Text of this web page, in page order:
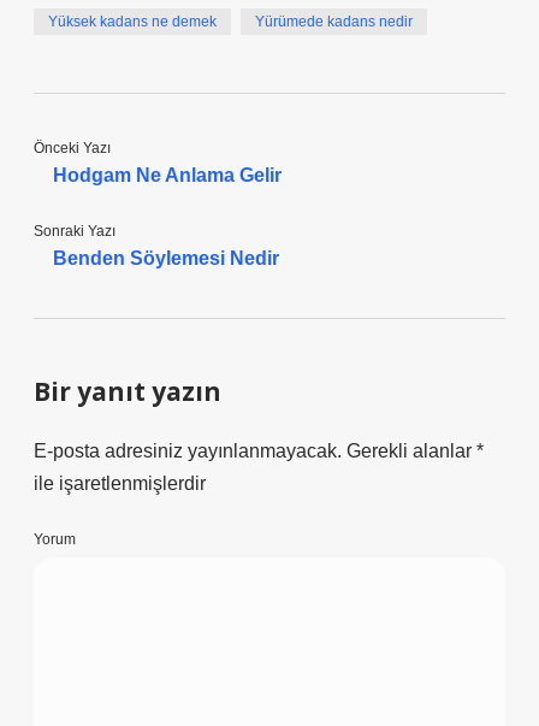
Yüksek kadans ne demek Yürümede kadans nedir
Önceki Yazı
Hodgam Ne Anlama Gelir
Sonraki Yazı
Benden Söylemesi Nedir
Bir yanıt yazın
E-posta adresiniz yayınlanmayacak. Gerekli alanlar *
ile işaretlenmişlerdir
Yorum